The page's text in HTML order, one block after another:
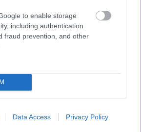
to enable storage
including authentication
fraud prevention, and other
Data Access Privacy Policy
αυτοί είναι οι μ***ες» –